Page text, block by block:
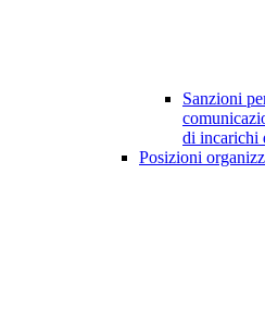
Sanzioni
di incarichi
Posizioni